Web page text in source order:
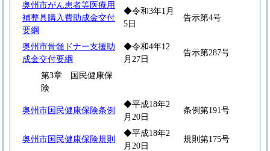
奥州市がん患者等医療用
補整具購入費助成金交付
要綱
◆令和3年1月
5日
告示第4号
奥州市骨髄ドナー支援助
成金交付要綱
◆令和4年12
月27日
告示第287号
第3章 国民健康保
険
奥州市国民健康保険条例
◆平成18年2
月20日
条例第191号
奥州市国民健康保険規則
◆平成18年2
月20日
規則第175号